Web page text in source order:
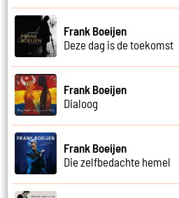
Frank Boeijen
Deze dag is de toekomst
Frank Boeijen
Dialoog
Frank Boeijen
Die zelfbedachte hemel